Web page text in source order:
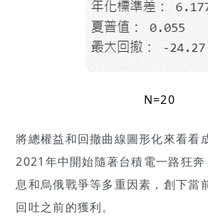
N=20
將總權益和回撤曲線圖形化來看看
2021年中開始隨著台積電一路狂
息和烏俄戰爭等多重因素，創下當
回吐之前的獲利。